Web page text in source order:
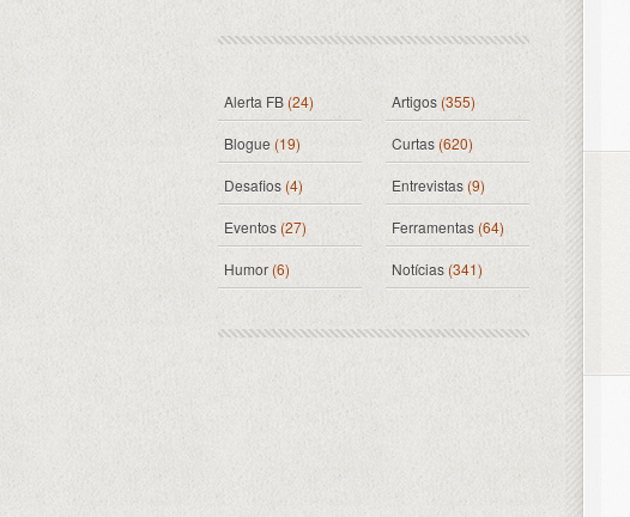
Alerta FB(24) Artigos(355)
Blogue(19) Curtas (620)
Desafios (4) Entrevistas (9)
Eventos (27) Ferramentas(64)
Humor(6) Notícias (341)